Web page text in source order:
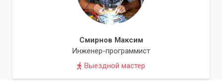
Наш подход к лечению: Комплексная
В «Компьютерном Мастере» мы используем
многоступенчатый подход к удалению руткитов и буткитов,
обеспечивая полную очистку вашей системы.
Смирнов Максим
Инженер-программист
Выездной мастер